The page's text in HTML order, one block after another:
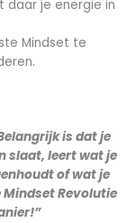
daar je energie in
Mindset te
is dat je
slaat, leert wat je
of wat je
Revolutie